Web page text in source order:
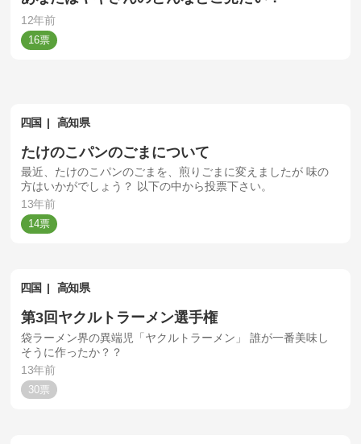
12年前
16
四国 高知県
たけのこパンのごまについて
最近、たけのこパンのごまを、煎りごまに変えましたが 味の
方はいかがでしょう？ 以下の中から投票下さい。
13年前
14
四国 高知県
第3回ヤクルトラーメン選手権
袋ラーメン界の異端児「ヤクルトラーメン」 誰が一番美味し
そうに作ったか？？
13年前
30